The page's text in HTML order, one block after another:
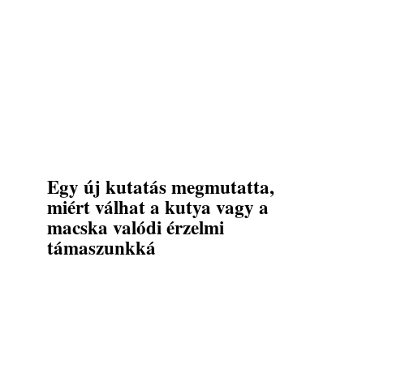
Egy új kutatás megmutatta,
miért válhat a kutya vagy a
macska valódi érzelmi
támaszunkká